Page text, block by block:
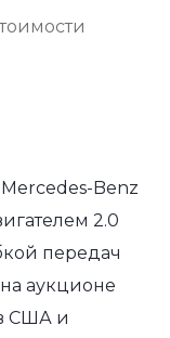
Benz
2.0
передач
на аукционе
США и